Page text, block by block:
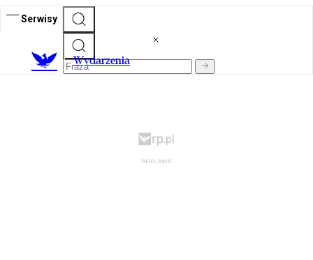
Serwisy
Wydarzenia